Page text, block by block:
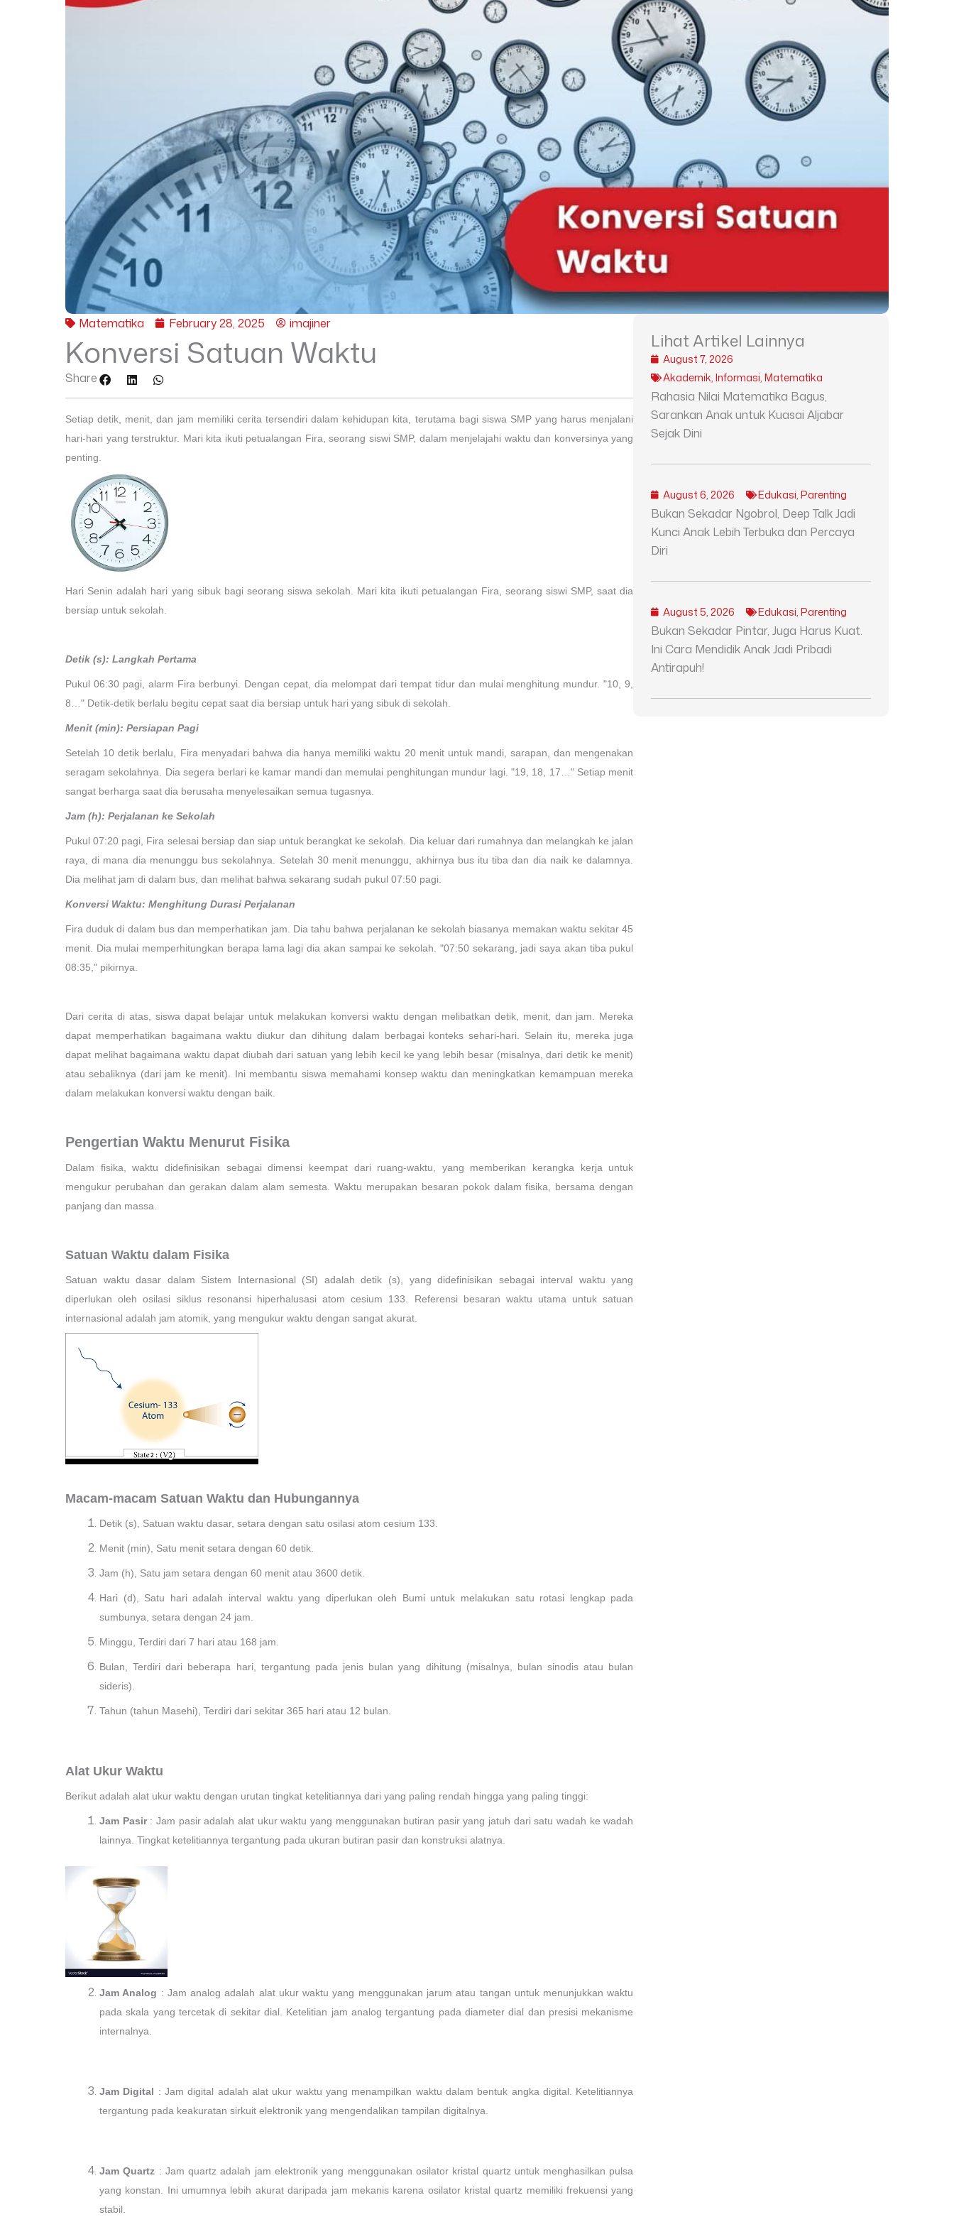
Matematika February 28, 2025 imajiner
Konversi Satuan Waktu
Share
Setiap detik, menit, dan jam memiliki cerita tersendiri dalam kehidupan kita, terutama bagi siswa SMP yang harus menjalani
hari-hari yang terstruktur. Mari kita ikuti petualangan Fira, seorang siswi SMP, dalam menjelajahi waktu dan konversinya yang
penting.
Hari Senin adalah hari yang sibuk bagi seorang siswa sekolah. Mari kita ikuti petualangan Fira, seorang siswi SMP, saat dia
bersiap untuk sekolah.
Detik (s): Langkah Pertama
Pukul 06:30 pagi, alarm Fira berbunyi. Dengan cepat, dia melompat dari tempat tidur dan mulai menghitung mundur. "10, 9,
8…" Detik-detik berlalu begitu cepat saat dia bersiap untuk hari yang sibuk di sekolah.
Menit (min): Persiapan Pagi
Setelah 10 detik berlalu, Fira menyadari bahwa dia hanya memiliki waktu 20 menit untuk mandi, sarapan, dan mengenakan
seragam sekolahnya. Dia segera berlari ke kamar mandi dan memulai penghitungan mundur lagi. "19, 18, 17…" Setiap menit
sangat berharga saat dia berusaha menyelesaikan semua tugasnya.
Jam (h): Perjalanan ke Sekolah
Pukul 07:20 pagi, Fira selesai bersiap dan siap untuk berangkat ke sekolah. Dia keluar dari rumahnya dan melangkah ke jalan
raya, di mana dia menunggu bus sekolahnya. Setelah 30 menit menunggu, akhirnya bus itu tiba dan dia naik ke dalamnya.
Dia melihat jam di dalam bus, dan melihat bahwa sekarang sudah pukul 07:50 pagi.
Konversi Waktu: Menghitung Durasi Perjalanan
Fira duduk di dalam bus dan memperhatikan jam. Dia tahu bahwa perjalanan ke sekolah biasanya memakan waktu sekitar 45
menit. Dia mulai memperhitungkan berapa lama lagi dia akan sampai ke sekolah. "07:50 sekarang, jadi saya akan tiba pukul
08:35," pikirnya.
Dari cerita di atas, siswa dapat belajar untuk melakukan konversi waktu dengan melibatkan detik, menit, dan jam. Mereka
dapat memperhatikan bagaimana waktu diukur dan dihitung dalam berbagai konteks sehari-hari. Selain itu, mereka juga
dapat melihat bagaimana waktu dapat diubah dari satuan yang lebih kecil ke yang lebih besar (misalnya, dari detik ke menit)
atau sebaliknya (dari jam ke menit). Ini membantu siswa memahami konsep waktu dan meningkatkan kemampuan mereka
dalam melakukan konversi waktu dengan baik.
Pengertian Waktu Menurut Fisika
Dalam fisika, waktu didefinisikan sebagai dimensi keempat dari ruang-waktu, yang memberikan kerangka kerja untuk
mengukur perubahan dan gerakan dalam alam semesta. Waktu merupakan besaran pokok dalam fisika, bersama dengan
panjang dan massa.
Satuan Waktu dalam Fisika
Satuan waktu dasar dalam Sistem Internasional (SI) adalah detik (s), yang didefinisikan sebagai interval waktu yang
diperlukan oleh osilasi siklus resonansi hiperhalusasi atom cesium 133. Referensi besaran waktu utama untuk satuan
internasional adalah jam atomik, yang mengukur waktu dengan sangat akurat.
Macam-macam Satuan Waktu dan Hubungannya
Detik (s), Satuan waktu dasar, setara dengan satu osilasi atom cesium 133.
Menit (min), Satu menit setara dengan 60 detik.
Jam (h), Satu jam setara dengan 60 menit atau 3600 detik.
Hari (d), Satu hari adalah interval waktu yang diperlukan oleh Bumi untuk melakukan satu rotasi lengkap pada
sumbunya, setara dengan 24 jam.
Minggu, Terdiri dari 7 hari atau 168 jam.
Bulan, Terdiri dari beberapa hari, tergantung pada jenis bulan yang dihitung (misalnya, bulan sinodis atau bulan
sideris).
Tahun (tahun Masehi), Terdiri dari sekitar 365 hari atau 12 bulan.
Alat Ukur Waktu
Berikut adalah alat ukur waktu dengan urutan tingkat ketelitiannya dari yang paling rendah hingga yang paling tinggi:
Jam Pasir: Jam pasir adalah alat ukur waktu yang menggunakan butiran pasir yang jatuh dari satu wadah ke wadah
lainnya. Tingkat ketelitiannya tergantung pada ukuran butiran pasir dan konstruksi alatnya.
Jam Analog : Jam analog adalah alat ukur waktu yang menggunakan jarum atau tangan untuk menunjukkan waktu
pada skala yang tercetak di sekitar dial. Ketelitian jam analog tergantung pada diameter dial dan presisi mekanisme
internalnya.
Jam Digital : Jam digital adalah alat ukur waktu yang menampilkan waktu dalam bentuk angka digital. Ketelitiannya
tergantung pada keakuratan sirkuit elektronik yang mengendalikan tampilan digitalnya.
Jam Quartz : Jam quartz adalah jam elektronik yang menggunakan osilator kristal quartz untuk menghasilkan pulsa
yang konstan. Ini umumnya lebih akurat daripada jam mekanis karena osilator kristal quartz memiliki frekuensi yang
stabil.
Lihat Artikel Lainnya
August 7, 2026
Akademik,Informasi,Matematika
Rahasia Nilai Matematika Bagus,
Sarankan Anak untuk Kuasai Aljabar
Sejak Dini
August 6, 2026 Edukasi,Parenting
Bukan Sekadar Ngobrol, Deep Talk Jadi
Kunci Anak Lebih Terbuka dan Percaya
Diri
August 5, 2026 Edukasi,Parenting
Bukan Sekadar Pintar, Juga Harus Kuat.
Ini Cara Mendidik Anak Jadi Pribadi
Antirapuh!